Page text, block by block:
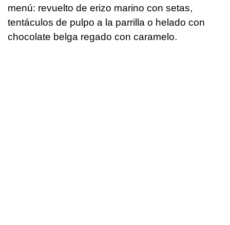
menú: revuelto de erizo marino con setas,
tentáculos de pulpo a la parrilla o helado con
chocolate belga regado con caramelo.